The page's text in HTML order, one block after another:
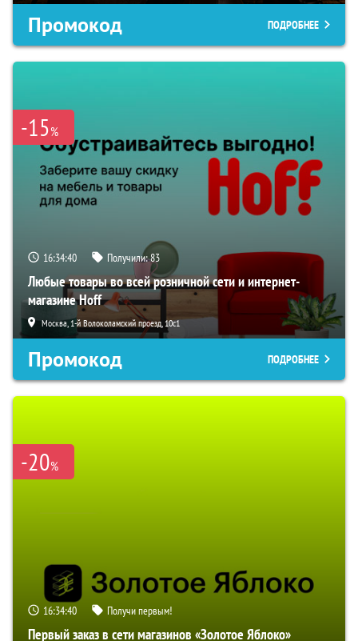
Промокод ПОДРОБНЕЕ
-15%
16:34:40 Получили:83
Любые товары во всей розничной сети и интернет-
магазине Hoff
Москва, 1-й Волоколамский проезд, 10с1
Промокод ПОДРОБНЕЕ
-20%
16:34:40 Получи первым!
Первый заказ в сети магазинов «Золотое Яблоко»